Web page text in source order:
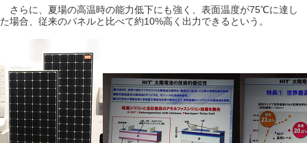
さらに、夏場の高温時の能力低下にも強く、表面温度が75℃に達し
た場合、従来のパネルと比べて約10%高く出力できるという。